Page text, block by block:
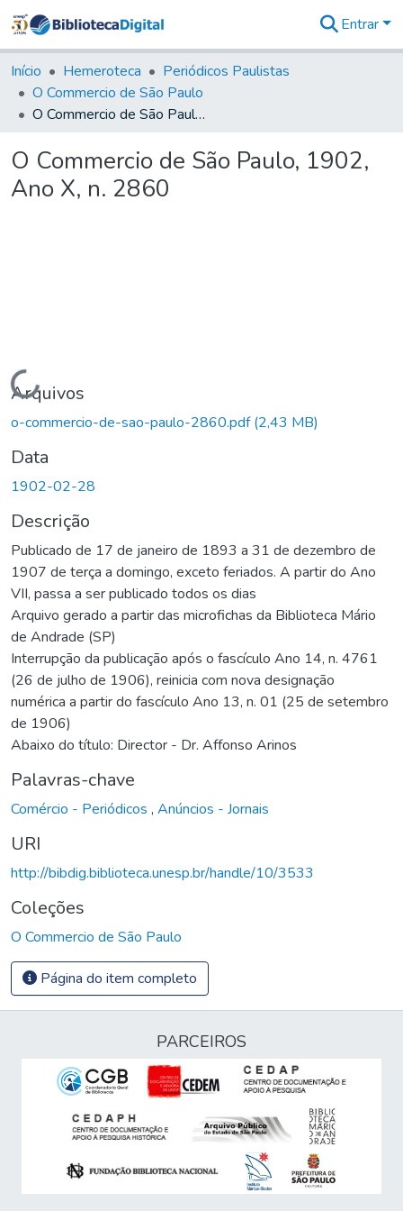
&
Coleções
Tudo na
Biblioteca
Estatísticas
Entrar
Início Hemeroteca
Periódicos Paulistas
O Commercio de São Paulo
O Commercio de São Paulo, 1902, Ano X, n. 2860
O Commercio de São Paulo, 1902,
Ano X, n. 2860
Carregando...
Arquivos
o-commercio-de-sao-paulo-2860.pdf(2,43 MB)
Data
1902-02-28
Descrição
Publicado de 17 de janeiro de 1893 a 31 de dezembro de
1907 de terça a domingo, exceto feriados. A partir do Ano
VII, passa a ser publicado todos os dias
Arquivo gerado a partir das microfichas da Biblioteca Mário
de Andrade (SP)
Interrupção da publicação após o fascículo Ano 14, n. 4761
(26 de julho de 1906), reinicia com nova designação
numérica a partir do fascículo Ano 13, n. 01 (25 de setembro
de 1906)
Abaixo do título: Director - Dr. Affonso Arinos
Palavras-chave
Comércio - Periódicos , Anúncios - Jornais
URI
http://bibdig.biblioteca.unesp.br/handle/10/3533
Coleções
O Commercio de São Paulo
Página do item completo
PARCEIROS